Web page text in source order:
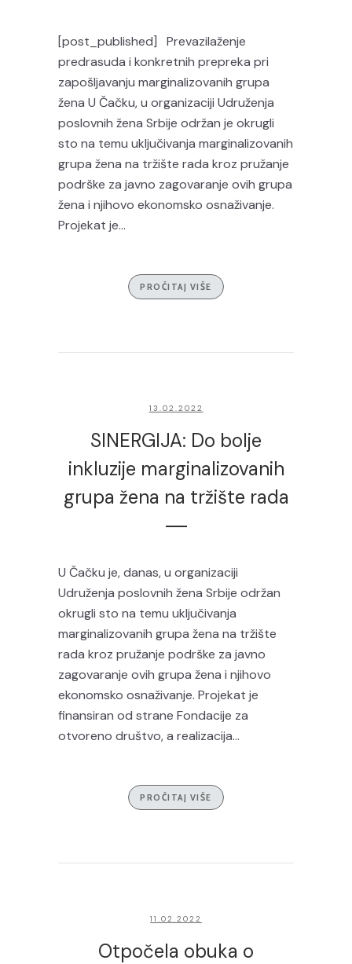
[post_published] Prevazilaženje
predrasuda i konkretnih prepreka pri
zapošljavanju marginalizovanih grupa
žena U Čačku, u organizaciji Udruženja
poslovnih žena Srbije održan je okrugli
sto na temu uključivanja marginalizovanih
grupa žena na tržište rada kroz pružanje
podrške za javno zagovaranje ovih grupa
žena i njihovo ekonomsko osnaživanje.
Projekat je...
PROČITAJ VIŠE
13.02.2022
SINERGIJA: Do bolje
inkluzije marginalizovanih
grupa žena na tržište rada
U Čačku je, danas, u organizaciji
Udruženja poslovnih žena Srbije održan
okrugli sto na temu uključivanja
marginalizovanih grupa žena na tržište
rada kroz pružanje podrške za javno
zagovaranje ovih grupa žena i njihovo
ekonomsko osnaživanje. Projekat je
finansiran od strane Fondacije za
otvoreno društvo, a realizacija...
PROČITAJ VIŠE
11.02.2022
Otpočela obuka o